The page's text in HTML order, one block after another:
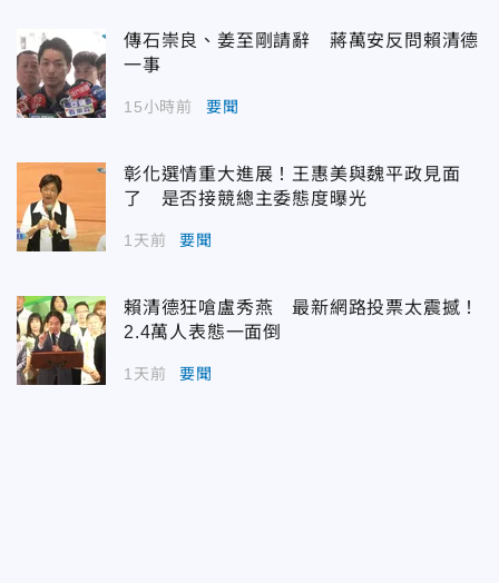
傳石崇良、姜至剛請辭 蔣萬安反問賴清德
一事
15小時前 要聞
彰化選情重大進展！王惠美與魏平政見面
了 是否接競總主委態度曝光
1天前 要聞
賴清德狂嗆盧秀燕 最新網路投票太震撼！
2.4萬人表態一面倒
1天前 要聞